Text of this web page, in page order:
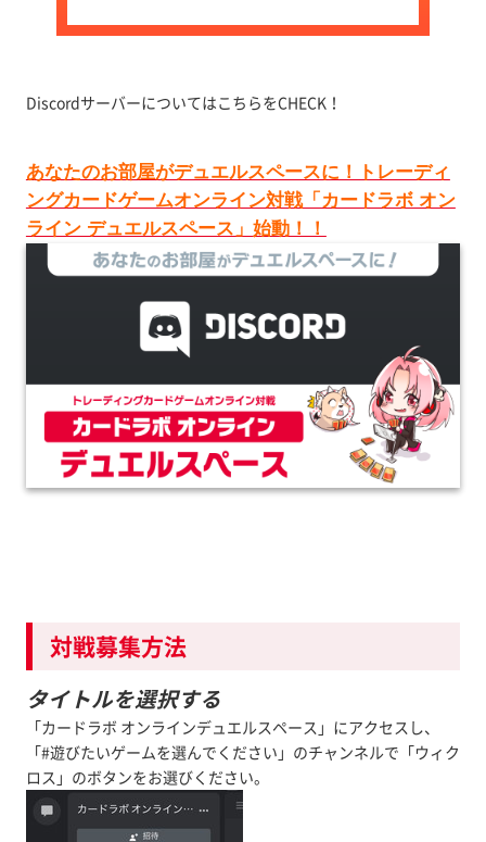
DiscordサーバーについてはこちらをCHECK！
あなたのお部屋がデュエルスペースに！トレーディ
ングカードゲームオンライン対戦「カードラボ オン
ライン デュエルスペース」始動！！
対戦募集方法
タイトルを選択する
「カードラボ オンラインデュエルスペース」にアクセスし、
「#遊びたいゲームを選んでください」のチャンネルで「ウィク
ロス」のボタンをお選びください。